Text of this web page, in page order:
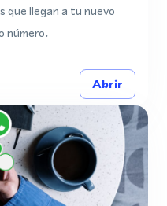
que llegan a tu nuevo
número.
Abrir